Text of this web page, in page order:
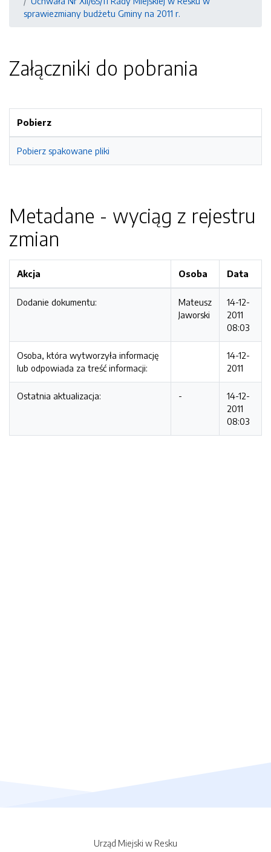
sprawiezmiany budżetu Gminy na 2011 r.
Załączniki do pobrania
Pobierz
Pobierz spakowane pliki
Metadane - wyciąg z rejestru
zmian
Akcja Osoba Data
Dodanie dokumentu:
Mateusz
Jaworski
14-12-
2011
08:03
Osoba, która wytworzyła informację
lub odpowiada za treść informacji:
14-12-
2011
Ostatnia aktualizacja: -
14-12-
2011
08:03
Urząd Miejski w Resku